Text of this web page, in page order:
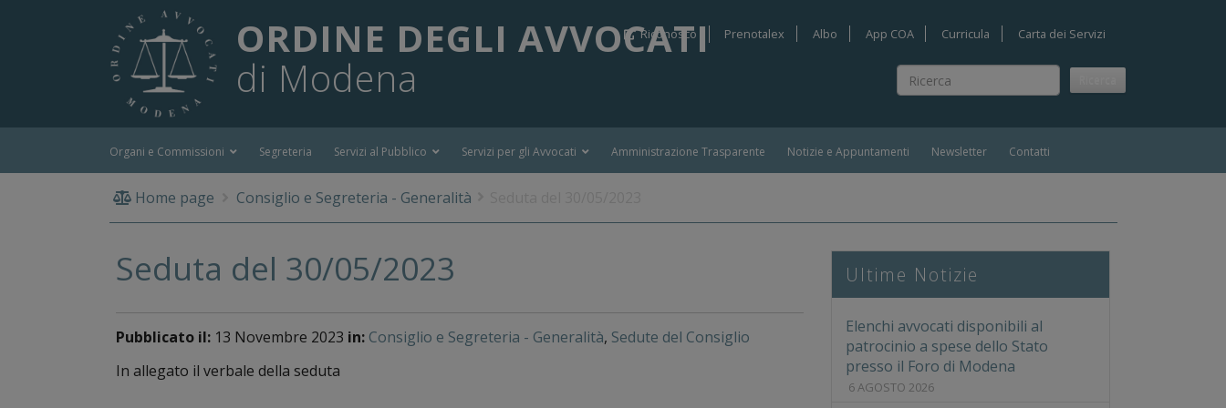
ORDINE DEGLI AVVOCATI
di Modena
Ricerca
Riconosco Prenotalex Albo App COA Curricula Carta dei Servizi
Organi e Commissioni Segreteria Servizi al Pubblico Servizi per gli Avvocati Amministrazione Trasparente Notizie e Appuntamenti Newsletter Contatti
Home page Consiglio e Segreteria - Generalità
Seduta del 30/05/2023
Pubblicato il: 13 Novembre 2023 in: Consiglio e Segreteria - Generalità, Sedute del Consiglio
In allegato il verbale della seduta
Ultime Notizie
Elenchi avvocati disponibili al
patrocinio a spese dello Stato
presso il Foro di Modena
6 AGOSTO 2026